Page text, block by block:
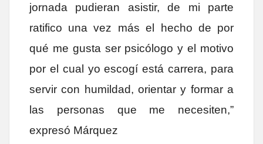
jornada pudieran asistir, de mi parte
ratifico una vez más el hecho de por
qué me gusta ser psicólogo y el motivo
por el cual yo escogí está carrera, para
servir con humildad, orientar y formar a
las personas que me necesiten,”
expresó Márquez